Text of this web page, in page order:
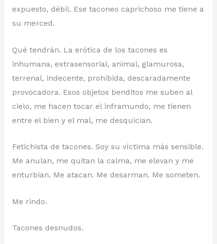
expuesto, débil. Ese taconeo caprichoso me tiene a
su merced.
Qué tendrán. La erótica de los tacones es
inhumana, extrasensorial, animal, glamurosa,
terrenal, indecente, prohibida, descaradamente
provocadora. Esos objetos benditos me suben al
cielo, me hacen tocar el inframundo, me tienen
entre el bien y el mal, me desquician.
Fetichista de tacones. Soy su víctima más sensible.
Me anulan, me quitan la calma, me elevan y me
enturbian. Me atacan. Me desarman. Me someten.
Me rindo.
Tacones desnudos.